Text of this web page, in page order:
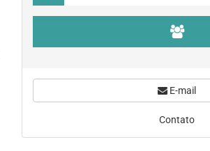
E-mail
Contato